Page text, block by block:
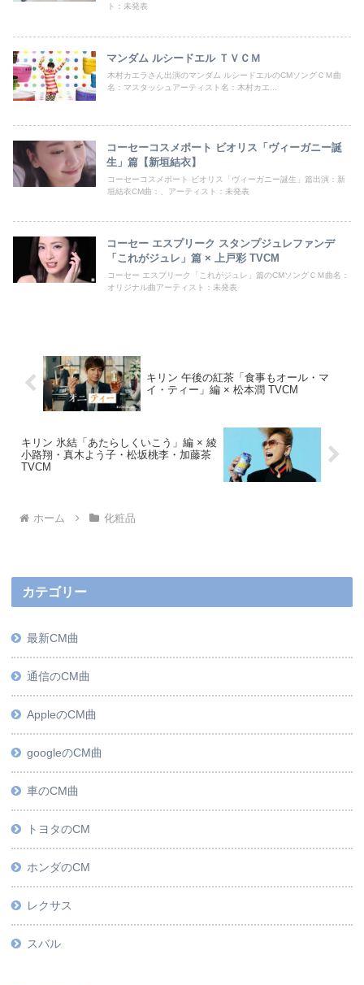
ト：未発表
マンダム ルシードエル ＴＶＣＭ
木村カエラさん出演のマンダム ルシードエルのCMソングＣＭ曲
名：マスタッシュアーティスト名：木村カエ...
コーセーコスメポート ビオリス「ヴィーガニー誕
生」篇【新垣結衣】
コーセーコスメポート ビオリス「ヴィーガニー誕生」篇出演：新
垣結衣CM曲：、アーティスト：未発表
コーセー エスプリーク スタンプジュレファンデ
「これがジュレ」篇 × 上戸彩 TVCM
コーセー エスプリーク「これがジュレ」篇のCMソングＣＭ曲名：
オリジナル曲アーティスト：未発表
キリン 午後の紅茶「食事もオール・マ
イ・ティー」編 × 松本潤 TVCM
キリン 氷結「あたらしくいこう」編 × 綾
小路翔・真木よう子・松坂桃李・加藤茶
TVCM
ホーム 化粧品
カテゴリー
最新CM曲
通信のCM曲
AppleのCM曲
googleのCM曲
車のCM曲
トヨタのCM
ホンダのCM
レクサス
スバル